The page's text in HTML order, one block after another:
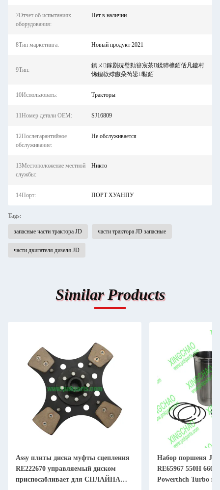
7Отчет об испытаниях
оборудования:
Нет в наличии
8Тип маркетинга: Новый продукт 2021
9Тип:
鎮ㄨ鎵剧殑璧勬簮宸茶鍒犻櫎銆佸凡鏇村
悕鎴栨殏鏃朵笉鍙敤銆
10Использовать: Тракторы
11Номер детали OEM: SJ16809
12Послегарантийное
обслуживание:
Не обслуживается
13Местоположение местной
службы:
Никто
14Порт: ПОРТ ХУАНПУ
Tags:
запасные части трактора JD части трактора JD запасные
части двигателя дизеля JD
Similar Products
Assy плиты диска муфты сцепления
RE222670 управляемый диском
приспосабливает для СПЛАЙНА
Набор поршеня JD
RE65967 550H 6603
Powerthch Turbo